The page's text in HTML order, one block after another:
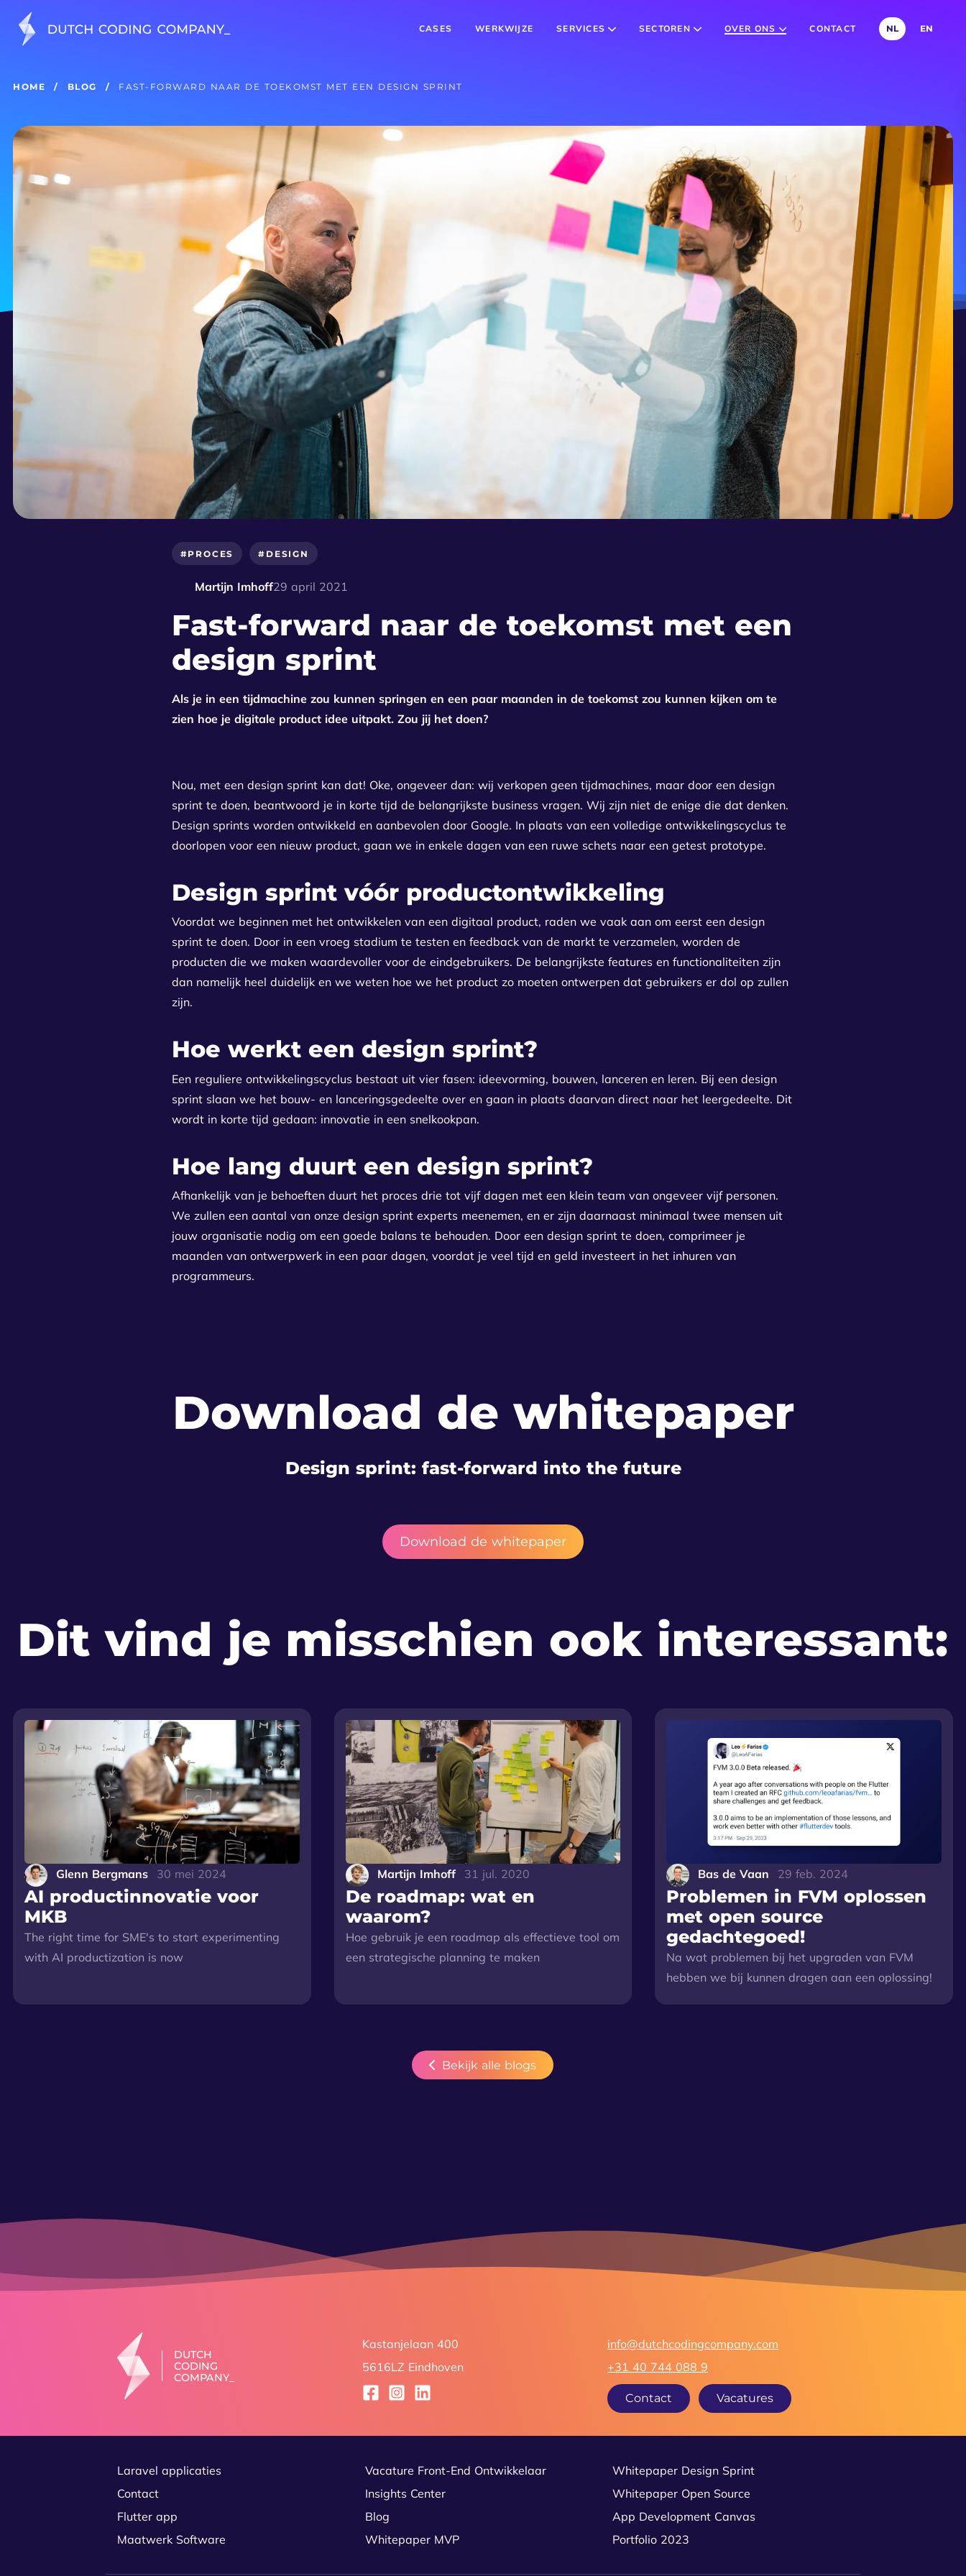
CASES WERKWIJZE SERVICES SECTOREN OVER ONS CONTACT NL EN
HOME BLOG FAST-FORWARD NAAR DE TOEKOMST MET EEN DESIGN SPRINT
#PROCES #DESIGN
Martijn Imhoff29 april 2021
Fast-forward naar de toekomst met een
design sprint
Als je in een tijdmachine zou kunnen springen en een paar maanden in de toekomst zou kunnen kijken om te
zien hoe je digitale product idee uitpakt. Zou jij het doen?
Nou, met een design sprint kan dat! Oke, ongeveer dan: wij verkopen geen tijdmachines, maar door een design
sprint te doen, beantwoord je in korte tijd de belangrijkste business vragen. Wij zijn niet de enige die dat denken.
Design sprints worden ontwikkeld en aanbevolen door Google. In plaats van een volledige ontwikkelingscyclus te
doorlopen voor een nieuw product, gaan we in enkele dagen van een ruwe schets naar een getest prototype.
Design sprint vóór productontwikkeling
Voordat we beginnen met het ontwikkelen van een digitaal product, raden we vaak aan om eerst een design
sprint te doen. Door in een vroeg stadium te testen en feedback van de markt te verzamelen, worden de
producten die we maken waardevoller voor de eindgebruikers. De belangrijkste features en functionaliteiten zijn
dan namelijk heel duidelijk en we weten hoe we het product zo moeten ontwerpen dat gebruikers er dol op zullen
zijn.
Hoe werkt een design sprint?
Een reguliere ontwikkelingscyclus bestaat uit vier fasen: ideevorming, bouwen, lanceren en leren. Bij een design
sprint slaan we het bouw- en lanceringsgedeelte over en gaan in plaats daarvan direct naar het leergedeelte. Dit
wordt in korte tijd gedaan: innovatie in een snelkookpan.
Hoe lang duurt een design sprint?
Afhankelijk van je behoeften duurt het proces drie tot vijf dagen met een klein team van ongeveer vijf personen.
We zullen een aantal van onze design sprint experts meenemen, en er zijn daarnaast minimaal twee mensen uit
jouw organisatie nodig om een ​​goede balans te behouden. Door een design sprint te doen, comprimeer je
maanden van ontwerpwerk in een paar dagen, voordat je veel tijd en geld investeert in het inhuren van
programmeurs.
Download de whitepaper
Design sprint: fast-forward into the future
Download de whitepaper
Dit vind je misschien ook interessant:
Glenn Bergmans 30 mei 2024
AI productinnovatie voor
MKB
The right time for SME's to start experimenting
with AI productization is now
Martijn Imhoff 31 jul. 2020
De roadmap: wat en
waarom?
Hoe gebruik je een roadmap als effectieve tool om
een strategische planning te maken
Bas de Vaan 29 feb. 2024
Problemen in FVM oplossen
met open source
gedachtegoed!
Na wat problemen bij het upgraden van FVM
hebben we bij kunnen dragen aan een oplossing!
Bekijk alle blogs
Kastanjelaan 400
5616LZ Eindhoven
info@dutchcodingcompany.com
+31 40 744 088 9
Contact Vacatures
Laravel applicaties
Contact
Flutter app
Maatwerk Software
Vacature Front-End Ontwikkelaar
Insights Center
Blog
Whitepaper MVP
Whitepaper Design Sprint
Whitepaper Open Source
App Development Canvas
Portfolio 2023